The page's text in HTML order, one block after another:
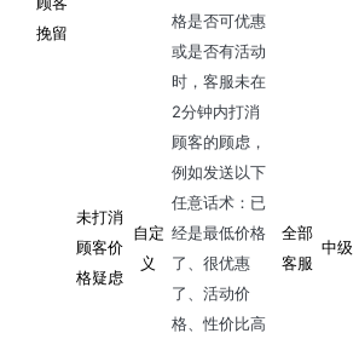
挽留
未打消
顾客价
格疑虑
自定
义
格是否可优惠
或是否有活动
时，客服未在
2分钟内打消
顾客的顾虑，
例如发送以下
任意话术：已
经是最低价格
了、很优惠
了、活动价
格、性价比高
全部
客服
中级